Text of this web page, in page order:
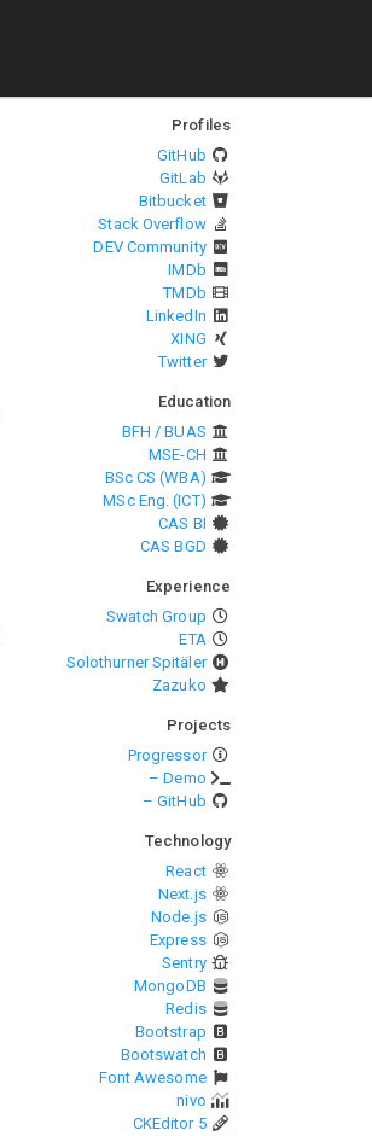
Profiles
GitHub
GitLab
Bitbucket
Stack Overflow
DEV Community
IMDb
TMDb
LinkedIn
XING
Twitter
Education
BFH / BUAS
MSE-CH
BSc CS (WBA)
MSc Eng. (ICT)
CAS BI
CAS BGD
Experience
Swatch Group
ETA
Solothurner Spitäler
Zazuko
Projects
Progressor
– Demo
– GitHub
Technology
React
Next.js
Node.js
Express
Sentry
MongoDB
Redis
Bootstrap
Bootswatch
Font Awesome
nivo
CKEditor 5